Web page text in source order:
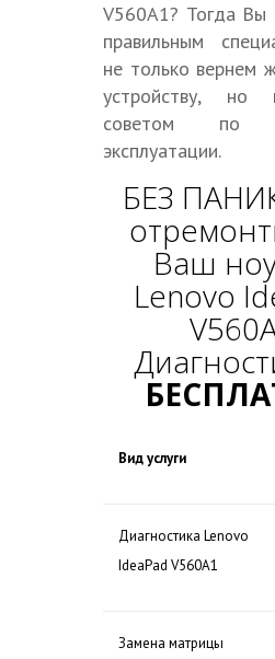
V560A1? Тогда Вы
правильным
не только вернем
устройству,
советом по
эксплуатации.
БЕЗ
Ваш
Lenovo
Вид услуги
Диагностика Lenovo
IdeaPad V560A1
Замена матрицы